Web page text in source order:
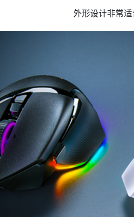
外形设计非常适